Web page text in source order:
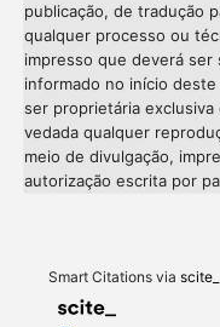
publicação, de tradução
qualquer processo ou
impresso que deverá
informado no início deste
ser proprietária
vedada qualquer
meio de divulgação,
autorização escrita por
Smart Citations via scite_